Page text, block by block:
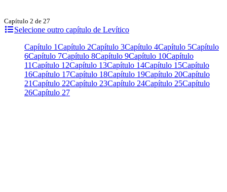
Capítulo 2 de 27
Selecione outro capítulo de Levítico
Capítulo 1Capítulo 2Capítulo 3Capítulo 4Capítulo 5Capítulo
6Capítulo 7Capítulo 8Capítulo 9Capítulo 10Capítulo
11Capítulo 12Capítulo 13Capítulo 14Capítulo 15Capítulo
16Capítulo 17Capítulo 18Capítulo 19Capítulo 20Capítulo
21Capítulo 22Capítulo 23Capítulo 24Capítulo 25Capítulo
26Capítulo 27